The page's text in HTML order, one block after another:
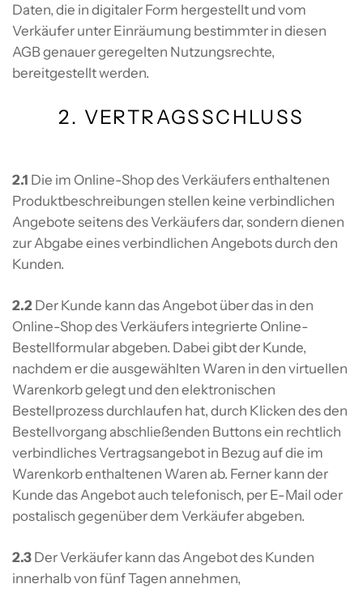
Daten, die in digitaler Form hergestellt und vom
Verkäufer unter Einräumung bestimmter in diesen
AGB genauer geregelten Nutzungsrechte,
bereitgestellt werden.
2. VERTRAGSSCHLUSS
2.1 Die im Online-Shop des Verkäufers enthaltenen
Produktbeschreibungen stellen keine verbindlichen
Angebote seitens des Verkäufers dar, sondern dienen
zur Abgabe eines verbindlichen Angebots durch den
Kunden.
2.2 Der Kunde kann das Angebot über das in den
Online-Shop des Verkäufers integrierte Online-
Bestellformular abgeben. Dabei gibt der Kunde,
nachdem er die ausgewählten Waren in den virtuellen
Warenkorb gelegt und den elektronischen
Bestellprozess durchlaufen hat, durch Klicken des den
Bestellvorgang abschließenden Buttons ein rechtlich
verbindliches Vertragsangebot in Bezug auf die im
Warenkorb enthaltenen Waren ab. Ferner kann der
Kunde das Angebot auch telefonisch, per E-Mail oder
postalisch gegenüber dem Verkäufer abgeben.
2.3 Der Verkäufer kann das Angebot des Kunden
innerhalb von fünf Tagen annehmen,